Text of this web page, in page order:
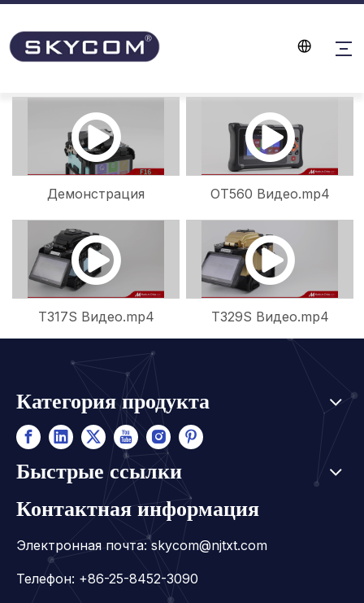
Демонстрация
сплайсера F16.mp4
OT560 Видео.mp4
T317S Видео.mp4 T329S Видео.mp4
Категория продукта
Быстрые ссылки
Контактная информация
Электронная почта:skycom@njtxt.com
Телефон: +86-25-8452-3090